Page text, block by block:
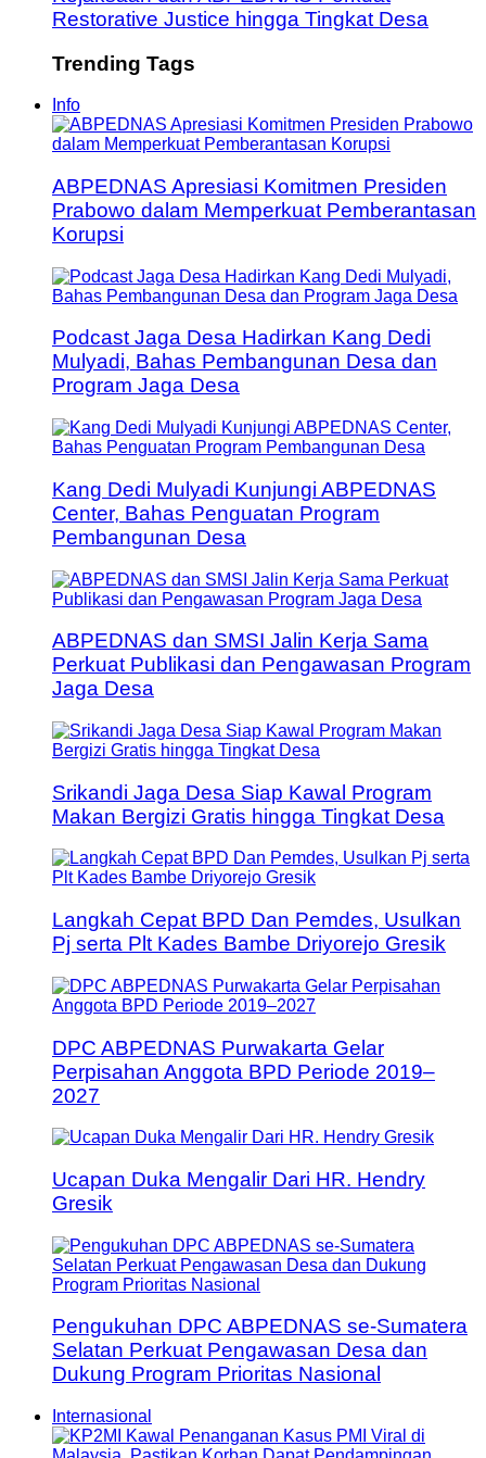
Restorative Justice hingga Tingkat Desa
Trending Tags
Info
ABPEDNAS Apresiasi Komitmen Presiden
Prabowo dalam Memperkuat Pemberantasan
Korupsi
Podcast Jaga Desa Hadirkan Kang Dedi
Mulyadi, Bahas Pembangunan Desa dan
Program Jaga Desa
Kang Dedi Mulyadi Kunjungi ABPEDNAS
Center, Bahas Penguatan Program
Pembangunan Desa
ABPEDNAS dan SMSI Jalin Kerja Sama
Perkuat Publikasi dan Pengawasan Program
Jaga Desa
Srikandi Jaga Desa Siap Kawal Program
Makan Bergizi Gratis hingga Tingkat Desa
Langkah Cepat BPD Dan Pemdes, Usulkan
Pj serta Plt Kades Bambe Driyorejo Gresik
DPC ABPEDNAS Purwakarta Gelar
Perpisahan Anggota BPD Periode 2019–
2027
Ucapan Duka Mengalir Dari HR. Hendry
Gresik
Pengukuhan DPC ABPEDNAS se-Sumatera
Selatan Perkuat Pengawasan Desa dan
Dukung Program Prioritas Nasional
Internasional